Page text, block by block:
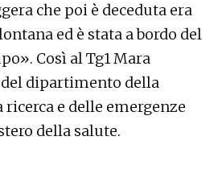
che poi è deceduta era
ed è stata a bordo del
Così al Tg1 Mara
dipartimento della
e delle emergenze
della salute.